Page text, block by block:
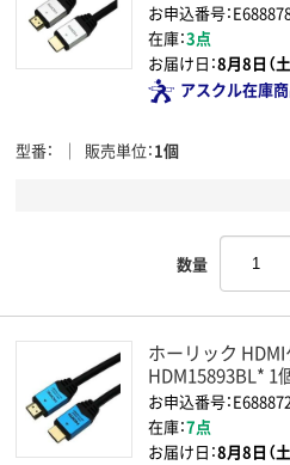
お申込番号：
在庫：3点
お届け日：8月8日（土
アスクル在庫
型番 販売単位 1個
数量
ホーリック
HDM15893BL* 1
お申込番号：
在庫：7点
お届け日：8月8日（土